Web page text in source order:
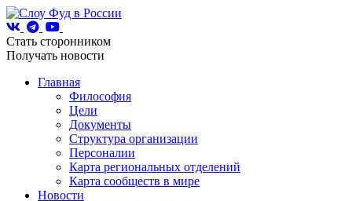
Стать сторонником
Получать новости
Главная
Философия
Цели
Документы
Структура организации
Персоналии
Карта региональных отделений
Карта сообществ в мире
Новости